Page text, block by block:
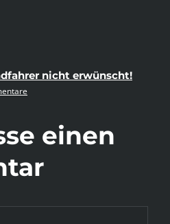
nicht erwünscht!
einen